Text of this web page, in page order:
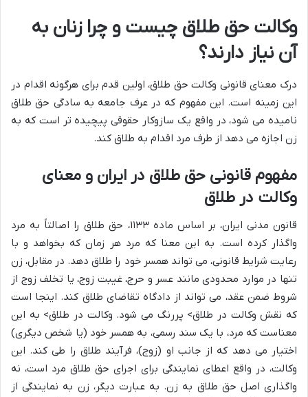
وکالت حق طلاق چیست و چرا زنان به
آن نیاز دارند؟
درک معنای قانونی وکالت حق طلاق، اولین قدم برای هرگونه اقدام در
این زمینه است. این مفهوم که در عرف جامعه به سادگی حق طلاق
نامیده می شود، در واقع یک سازوکار حقوقی پیچیده تر است که به
زن اجازه می دهد از طرف مرد اقدام به طلاق کند.
مفهوم قانونی حق طلاق در ایران و معنای
وکالت در طلاق
قانون مدنی ایران، بر اساس ماده ۱۱۳۳، حق طلاق را اصالتاً به مرد
واگذار کرده است. به این معنا که مرد هر زمان که بخواهد و با
رعایت شرایط قانونی، می تواند همسر خود را طلاق دهد. در مقابل، زن
تنها در موارد محدودی مانند عسر و حرج، غیبت زوج، یا تخلف زوج از
شروط ضمن عقد، می تواند از دادگاه تقاضای طلاق کند. اینجا است
که نقش وکالت در طلاق> پررنگ می شود. وکالت در طلاق> به این
معناست که مرد، با یک سند رسمی، به همسر خود (یا شخص دیگری)
اختیار می دهد که از جانب او (زوج)، فرآیند طلاق را طی کند. این
وکالت، در واقع اعطای نمایندگی برای اجرای حق طلاق مرد است، نه
واگذاری اصل حق طلاق به زن. به عبارت دیگر، زن به نمایندگی از